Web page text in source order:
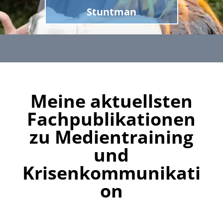
Stuntman
Meine aktuellsten
Fachpublikationen
zu Medientraining
und
Krisenkommunikati
on